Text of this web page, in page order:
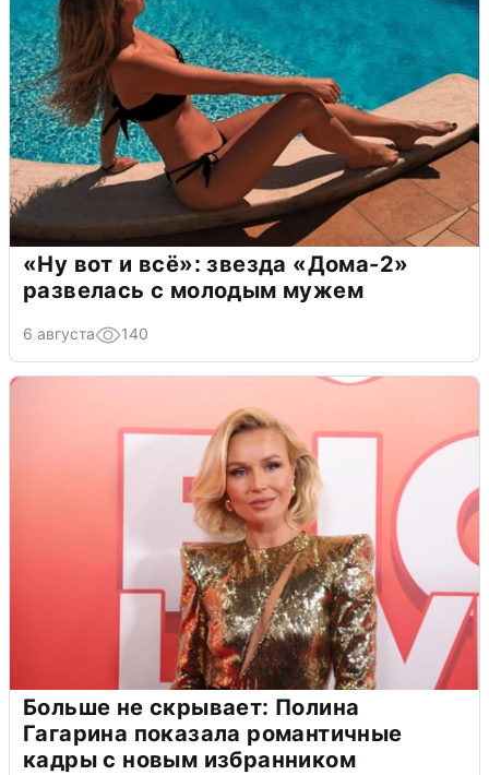
«Ну вот и всё»: звезда «Дома-2»
развелась с молодым мужем
6 августа 140
Больше не скрывает: Полина
Гагарина показала романтичные
кадры с новым избранником